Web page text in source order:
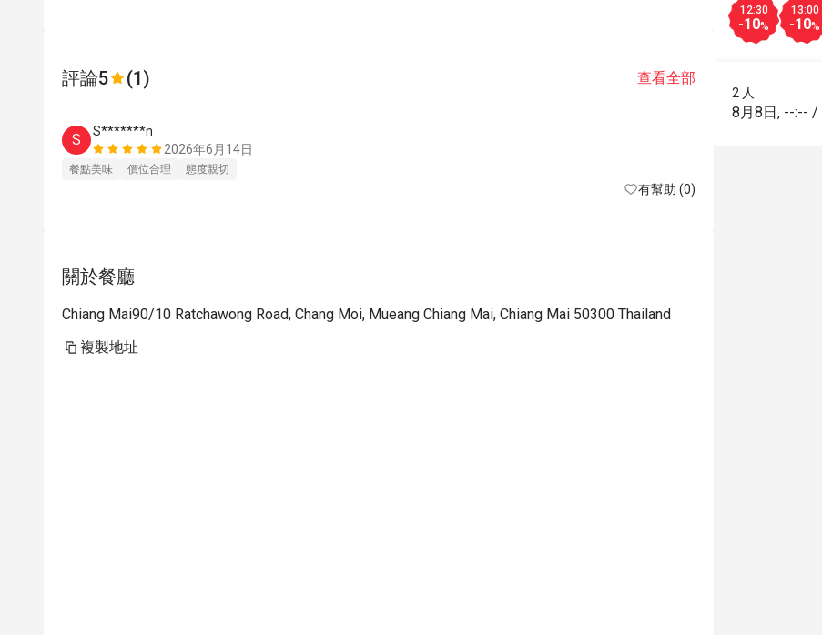
評論5 (1) 查看全部
S
S*******n
2026年6月14日
餐點美味 價位合理 態度親切
有幫助 (0)
關於餐廳
Chiang Mai90/10 Ratchawong Road, Chang Moi, Mueang Chiang Mai, Chiang Mai 50300 Thailand
複製地址
12:30
-10%
13:00
-10%
2 人
8月8日, --:-- /